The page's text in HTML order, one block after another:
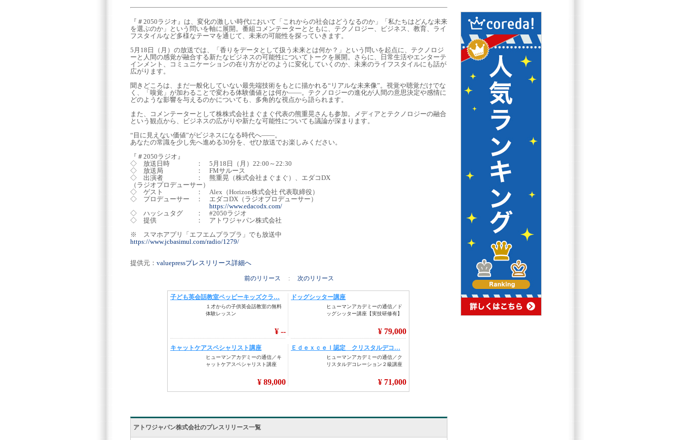
『＃2050ラジオ』は、変化の激しい時代において「これからの社会はどうなるのか」「私たちはどんな未来
を選ぶのか」という問いを軸に展開。番組コメンテーターとともに、テクノロジー、ビジネス、教育、ライ
フスタイルなど多様なテーマを通じて、未来の可能性を探っていきます。
5月18日（月）の放送では、「香りをデータとして扱う未来とは何か？」という問いを起点に、テクノロジ
ーと人間の感覚が融合する新たなビジネスの可能性についてトークを展開。さらに、日常生活やエンターテ
インメント、コミュニケーションの在り方がどのように変化していくのか、未来のライフスタイルにも話が
広がります。
聞きどころは、まだ一般化していない最先端技術をもとに描かれる“リアルな未来像”。視覚や聴覚だけでな
く、「嗅覚」が加わることで変わる体験価値とは何か――。テクノロジーの進化が人間の意思決定や感情に
どのような影響を与えるのかについても、多角的な視点から語られます。
また、コメンテーターとして株株式会社まぐまぐ代表の熊重晃さんも参加。メディアとテクノロジーの融合
という観点から、ビジネスの広がりや新たな可能性についても議論が深まります。
“目に見えない価値”がビジネスになる時代へ――。
あなたの常識を少し先へ進める30分を、ぜひ放送でお楽しみください。
『＃2050ラジオ』
◇ 放送日時 ： 5月18日（月）22:00～22:30
◇ 放送局 ： FMサルース
◇ 出演者 ： 熊重晃（株式会社まぐまぐ）、エダコDX
（ラジオプロデューサー）
◇ ゲスト ： Alex（Horizon株式会社 代表取締役）
◇ プロデューサー ： エダコDX（ラジオプロデューサー）
https://www.edacodx.com/
◇ ハッシュタグ ： #2050ラジオ
◇ 提供 ： アトワジャパン株式会社
※ スマホアプリ「エフエムプラプラ」でも放送中
https://www.jcbasimul.com/radio/1279/
提供元： valuepressプレスリリース詳細へ
前のリリース : 次のリリース
アトワジャパン株式会社のプレスリリース一覧